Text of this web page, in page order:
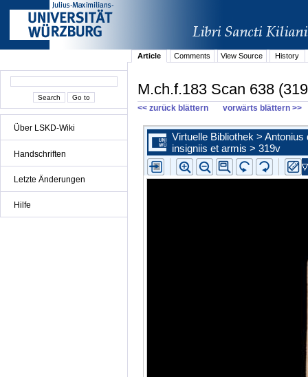
Über LSKD-Wiki
Handschriften
Letzte Änderungen
Hilfe
Article Comments View Source History
M.ch.f.183 Scan 638
<< zurück blättern vorwärts blättern >>